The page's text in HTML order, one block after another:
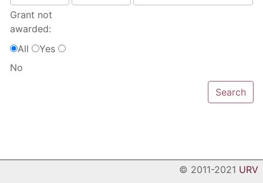
Grant not
awarded:
All
Yes
No
© 2011-2021 URV